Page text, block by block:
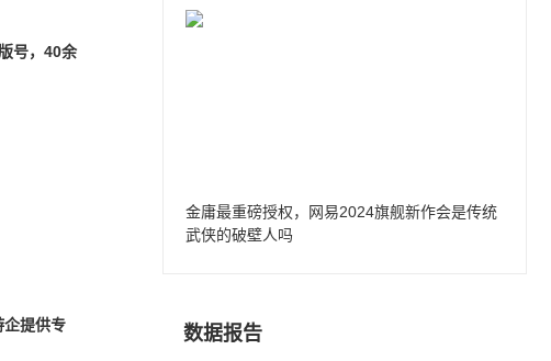
号，40余
企提供专
金庸最重磅授权，网易2024旗舰新作会是传统
武侠的破壁人吗
数据报告